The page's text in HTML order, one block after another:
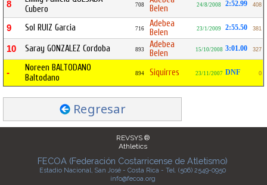
8
Cubero
708
Belen
24/8/2008 2:52.99 408
9 Sol RUIZ Garcia 716
Adebea
Belen
23/1/2009 2:55.50 381
10 Saray GONZALEZ Cordoba 893
Adebea
Belen
15/10/2008 3:01.00 327
-
Noreen BALTODANO
Baltodano
894 Siquirres 23/11/2007 DNF 0
Regresar
REVSYS ®
Athletics
FECOA (Federación Costarricense de Atletismo)
Estadio Nacional, San José - Costa Rica - Tel. (506) 2549-0950
info@fecoa.org